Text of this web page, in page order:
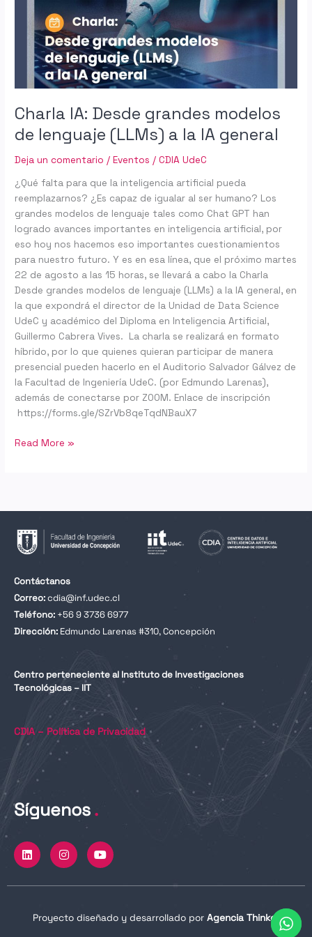
Charla IA: Desde grandes modelos
de lenguaje (LLMs) a la IA general
Deja un comentario /Eventos /CDIA UdeC
¿Qué falta para que la inteligencia artificial pueda
reemplazarnos? ¿Es capaz de igualar al ser humano? Los
grandes modelos de lenguaje tales como Chat GPT han
logrado avances importantes en inteligencia artificial, por
eso hoy nos hacemos eso importantes cuestionamientos
para nuestro futuro. Y es en esa línea, que el próximo martes
22 de agosto a las 15 horas, se llevará a cabo la Charla
Desde grandes modelos de lenguaje (LLMs) a la IA general, en
la que expondrá el director de la Unidad de Data Science
UdeC y académico del Diploma en Inteligencia Artificial,
Guillermo Cabrera Vives. La charla se realizará en formato
híbrido, por lo que quienes quieran participar de manera
presencial pueden hacerlo en el Auditorio Salvador Gálvez de
la Facultad de Ingeniería UdeC. (por Edmundo Larenas),
además de conectarse por ZOOM. Enlace de inscripción
https://forms.gle/SZrVb8qeTqdNBauX7
lenguaje
(LLMs)
IA
general
Read More »
Contáctanos
Correo:cdia@inf.udec.cl
Teléfono: +56 9 3736 6977
Dirección: Edmundo Larenas #310, Concepción
Centro perteneciente al Instituto de Investigaciones
Tecnológicas – IIT
CDIA – Política de Privacidad
Síguenos.
L
i
n
k
e
I
n
s
t
a
a
Y
o
u
t
u
Proyecto diseñado y desarrollado por Agencia Thinker